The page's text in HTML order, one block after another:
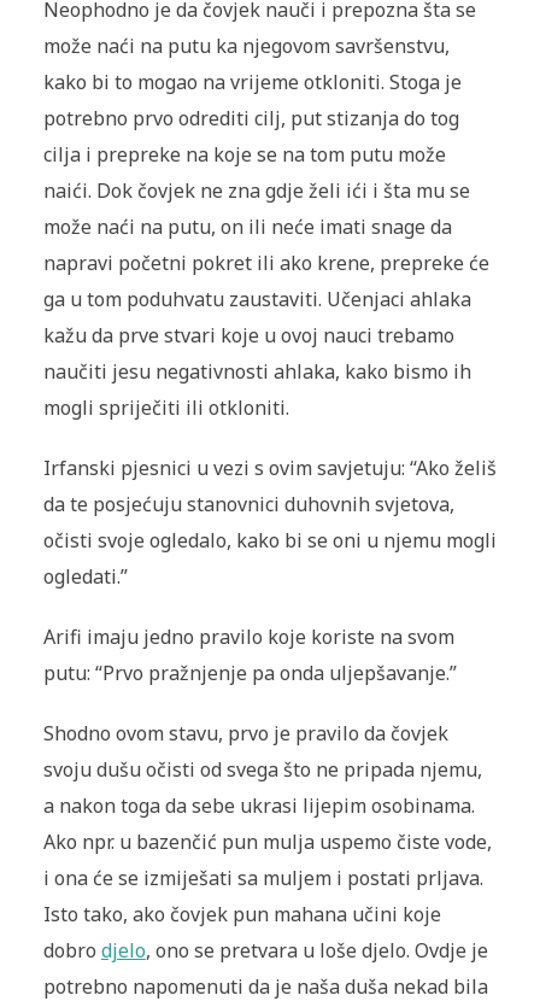
Neophodno je da čovjek nauči i prepozna šta se
može naći na putu ka njegovom savršenstvu,
kako bi to mogao na vrijeme otkloniti. Stoga je
potrebno prvo odrediti cilj, put stizanja do tog
cilja i prepreke na koje se na tom putu može
naići. Dok čovjek ne zna gdje želi ići i šta mu se
može naći na putu, on ili neće imati snage da
napravi početni pokret ili ako krene, prepreke će
ga u tom poduhvatu zaustaviti. Učenjaci ahlaka
kažu da prve stvari koje u ovoj nauci trebamo
naučiti jesu negativnosti ahlaka, kako bismo ih
mogli spriječiti ili otkloniti.
Irfanski pjesnici u vezi s ovim savjetuju: “Ako želiš
da te posjećuju stanovnici duhovnih svjetova,
očisti svoje ogledalo, kako bi se oni u njemu mogli
ogledati.”
Arifi imaju jedno pravilo koje koriste na svom
putu: “Prvo pražnjenje pa onda uljepšavanje.”
Shodno ovom stavu, prvo je pravilo da čovjek
svoju dušu očisti od svega što ne pripada njemu,
a nakon toga da sebe ukrasi lijepim osobinama.
Ako npr. u bazenčić pun mulja uspemo čiste vode,
i ona će se izmiješati sa muljem i postati prljava.
Isto tako, ako čovjek pun mahana učini koje
dobro djelo, ono se pretvara u loše djelo. Ovdje je
potrebno napomenuti da je naša duša nekad bila